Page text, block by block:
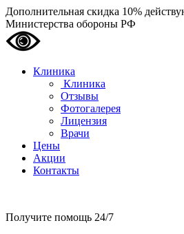
Дополнительная скидка 10%
Министерства обороны РФ
Клиника
Клиника
Отзывы
Фотогалерея
Лицензия
Врачи
Цены
Акции
Контакты
Получите помощь 24/7